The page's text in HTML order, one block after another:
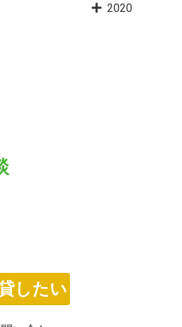
2020
したい